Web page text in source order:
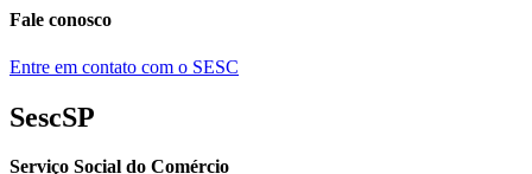
Fale conosco
Entre em contato com o SESC
SescSP
Serviço Social do Comércio